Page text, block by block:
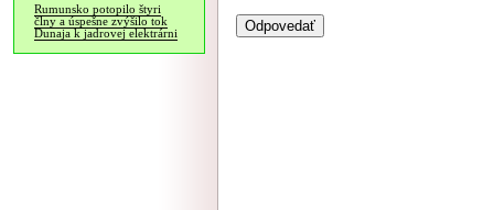
Rumunsko potopilo štyri
člny a úspešne zvýšilo tok
Dunaja k jadrovej elektrárni